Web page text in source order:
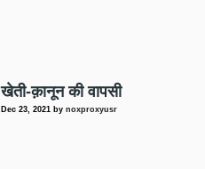
खेती-क़ानून की वापसी
Dec 23, 2021 bynoxproxyusr